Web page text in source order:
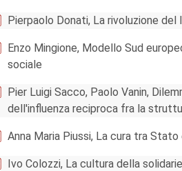
Pierpaolo Donati, La rivoluzione
Enzo Mingione, Modello Sud
sociale
Pier Luigi Sacco, Paolo Vanin,
dell'influenza reciproca fra la
Anna Maria Piussi, La cura tra
Ivo Colozzi, La cultura della